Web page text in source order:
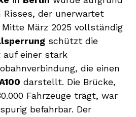
Risses, der unerwartet
März 2025 vollständig
schützt die
auf einer stark
die einen
darstellt. Die Brücke,
Fahrzeuge trägt, war
befahrbar. Der